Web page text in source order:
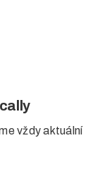
vždy aktuální